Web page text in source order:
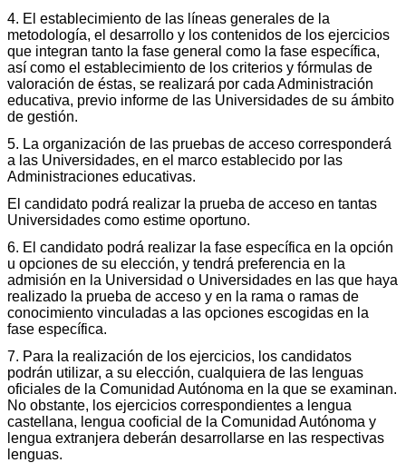
4. El establecimiento de las líneas generales de la
metodología, el desarrollo y los contenidos de los ejercicios
que integran tanto la fase general como la fase específica,
así como el establecimiento de los criterios y fórmulas de
valoración de éstas, se realizará por cada Administración
educativa, previo informe de las Universidades de su ámbito
de gestión.
5. La organización de las pruebas de acceso corresponderá
a las Universidades, en el marco establecido por las
Administraciones educativas.
El candidato podrá realizar la prueba de acceso en tantas
Universidades como estime oportuno.
6. El candidato podrá realizar la fase específica en la opción
u opciones de su elección, y tendrá preferencia en la
admisión en la Universidad o Universidades en las que haya
realizado la prueba de acceso y en la rama o ramas de
conocimiento vinculadas a las opciones escogidas en la
fase específica.
7. Para la realización de los ejercicios, los candidatos
podrán utilizar, a su elección, cualquiera de las lenguas
oficiales de la Comunidad Autónoma en la que se examinan.
No obstante, los ejercicios correspondientes a lengua
castellana, lengua cooficial de la Comunidad Autónoma y
lengua extranjera deberán desarrollarse en las respectivas
lenguas.